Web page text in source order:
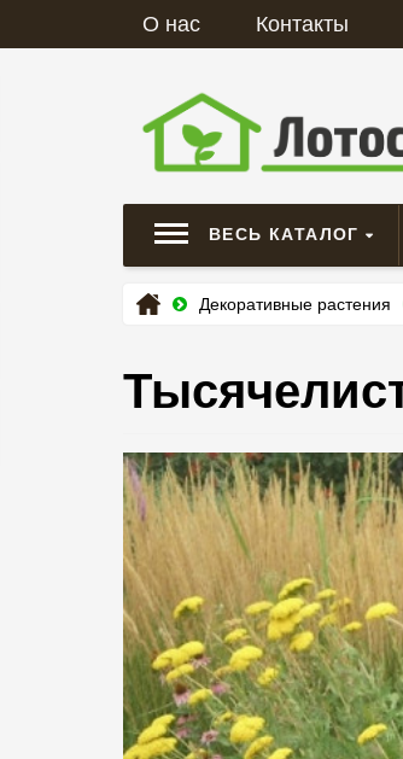
О нас Контакты
ВЕСЬ КАТАЛОГ
Декоративные растения